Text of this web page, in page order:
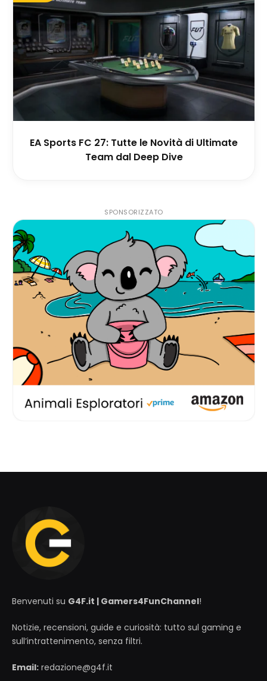
EA Sports FC 27: Tutte le Novità di Ultimate
Team dal Deep Dive
SPONSORIZZATO
Benvenuti su G4F.it | Gamers4FunChannel!
Notizie, recensioni, guide e curiosità: tutto sul gaming e
sull’intrattenimento, senza filtri.
Email: redazione@g4f.it